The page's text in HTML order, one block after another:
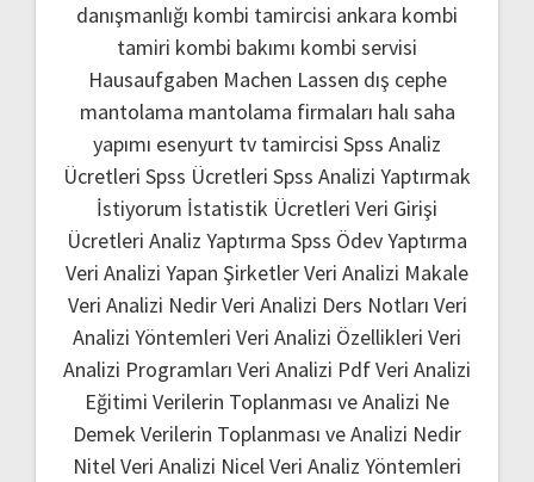
danışmanlığı kombi tamircisi ankara kombi
tamiri kombi bakımı kombi servisi
Hausaufgaben Machen Lassen dış cephe
mantolama mantolama firmaları halı saha
yapımı esenyurt tv tamircisi Spss Analiz
Ücretleri Spss Ücretleri Spss Analizi Yaptırmak
İstiyorum İstatistik Ücretleri Veri Girişi
Ücretleri Analiz Yaptırma Spss Ödev Yaptırma
Veri Analizi Yapan ŞirketlerVeri Analizi Makale
Veri Analizi NedirVeri Analizi Ders Notları Veri
Analizi Yöntemleri Veri Analizi Özellikleri Veri
Analizi Programları Veri Analizi PdfVeri Analizi
Eğitimi Verilerin Toplanması ve Analizi Ne
Demek Verilerin Toplanması ve Analizi Nedir
Nitel Veri Analizi Nicel Veri Analiz Yöntemleri